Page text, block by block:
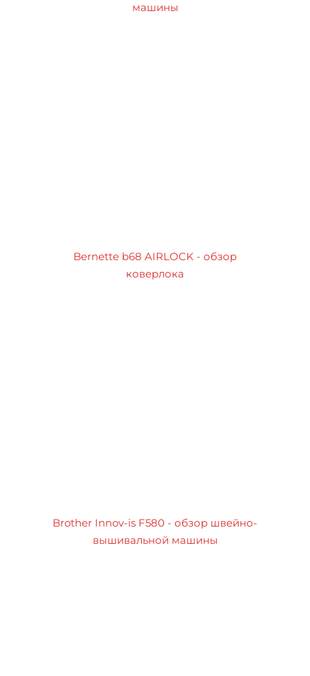
машины
Bernette b68 AIRLOCK - обзор
коверлока
Brother Innov-is F580 - обзор швейно-
вышивальной машины